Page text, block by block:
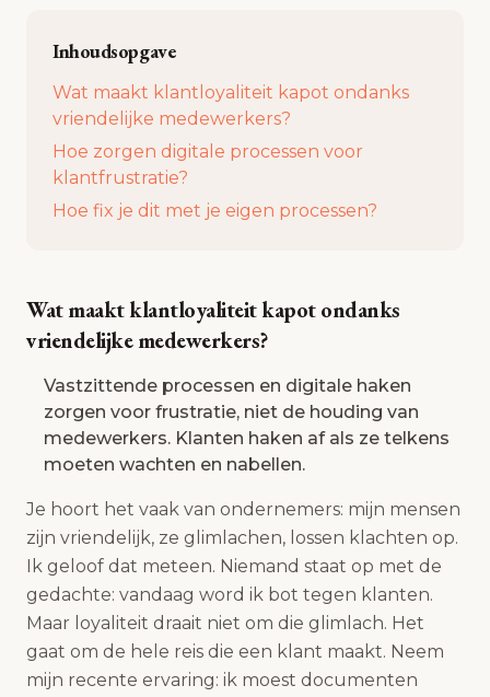
Inhoudsopgave
Wat maakt klantloyaliteit kapot ondanks
vriendelijke medewerkers?
Hoe zorgen digitale processen voor
klantfrustratie?
Hoe fix je dit met je eigen processen?
Wat maakt klantloyaliteit kapot ondanks
vriendelijke medewerkers?
Vastzittende processen en digitale haken
zorgen voor frustratie, niet de houding van
medewerkers. Klanten haken af als ze telkens
moeten wachten en nabellen.
Je hoort het vaak van ondernemers: mijn mensen
zijn vriendelijk, ze glimlachen, lossen klachten op.
Ik geloof dat meteen. Niemand staat op met de
gedachte: vandaag word ik bot tegen klanten.
Maar loyaliteit draait niet om die glimlach. Het
gaat om de hele reis die een klant maakt. Neem
mijn recente ervaring: ik moest documenten